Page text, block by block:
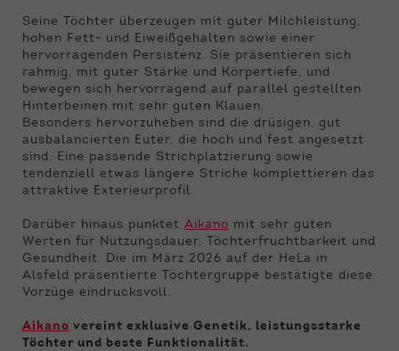
Seine Töchter überzeugen mit guter Milchleistung,
hohen Fett- und Eiweißgehalten sowie einer
hervorragenden Persistenz. Sie präsentieren sich
rahmig, mit guter Stärke und Körpertiefe, und
bewegen sich hervorragend auf parallel gestellten
Hinterbeinen mit sehr guten Klauen.
Besonders hervorzuheben sind die drüsigen, gut
ausbalancierten Euter, die hoch und fest angesetzt
sind. Eine passende Strichplatzierung sowie
tendenziell etwas längere Striche komplettieren das
attraktive Exterieurprofil.
Darüber hinaus punktet Aikano mit sehr guten
Werten für Nutzungsdauer, Töchterfruchtbarkeit und
Gesundheit. Die im März 2026 auf der HeLa in
Alsfeld präsentierte Töchtergruppe bestätigte diese
Vorzüge eindrucksvoll.
Aikano vereint exklusive Genetik, leistungsstarke
Töchter und beste Funktionalität.
Anbieter Qnetics
Laufzeit 1 Jahr
Zweck Cookie Einstellungen speichern
Externe Inhalte
Wir verwenden auf unserer Website externe
Inhalte, um Ihnen zusätzliche Informationen
anzubieten.